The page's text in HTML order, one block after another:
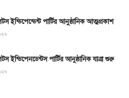
ইন্ডিপেন্ডেন্ট পার্টির আনুষ্ঠানিক আত্মপ্রকাশ
ইন্ডিপেনডেন্টস পার্টির আনুষ্ঠানিক যাত্রা শুরু